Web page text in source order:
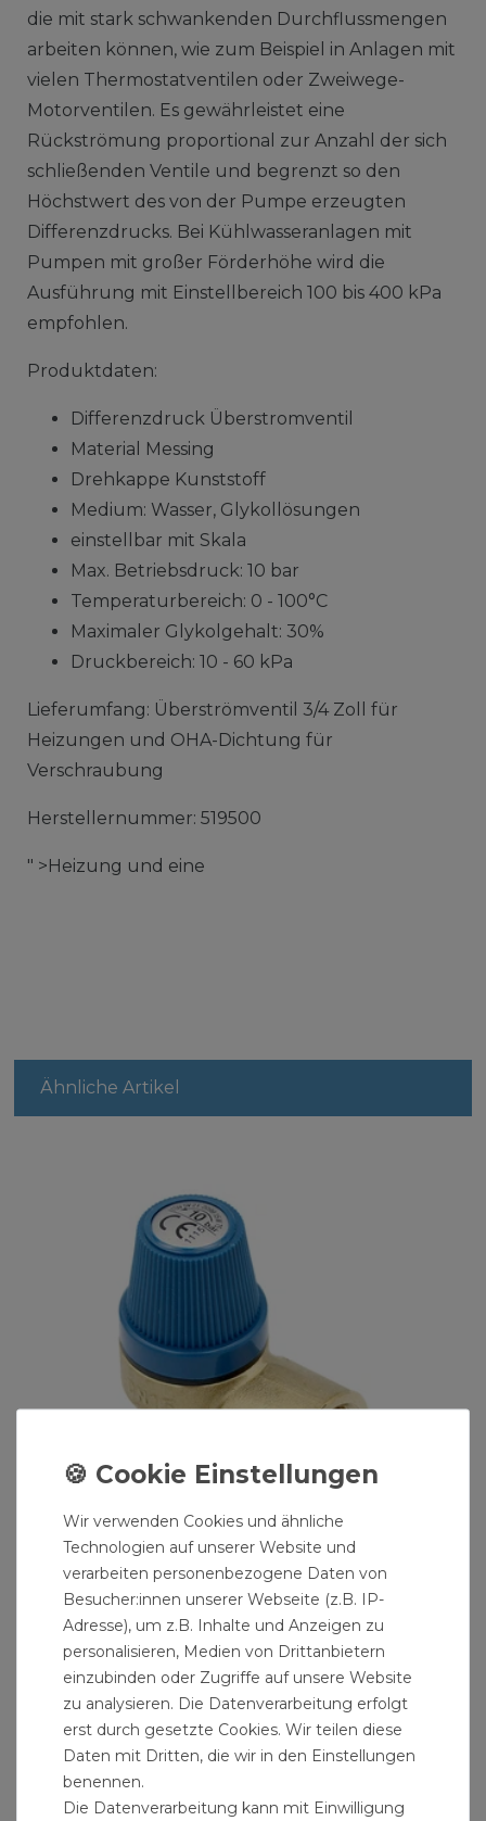
die mit stark schwankenden Durchflussmengen
arbeiten können, wie zum Beispiel in Anlagen mit
vielen Thermostatventilen oder Zweiwege-
Motorventilen. Es gewährleistet eine
Rückströmung proportional zur Anzahl der sich
schließenden Ventile und begrenzt so den
Höchstwert des von der Pumpe erzeugten
Differenzdrucks. Bei Kühlwasseranlagen mit
Pumpen mit großer Förderhöhe wird die
Ausführung mit Einstellbereich 100 bis 400 kPa
empfohlen.
Produktdaten:
Differenzdruck Überstromventil
Material Messing
Drehkappe Kunststoff
Medium: Wasser, Glykollösungen
einstellbar mit Skala
Max. Betriebsdruck: 10 bar
Temperaturbereich: 0 - 100°C
Maximaler Glykolgehalt: 30%
Druckbereich: 10 - 60 kPa
Lieferumfang: Überströmventil 3/4 Zoll für
Heizungen und OHA-Dichtung für
Verschraubung
Herstellernummer: 519500
" >Heizung und eine
Ähnliche Artikel
Sicherheitsventil 1/2 Zoll IG 10 bar für
Trinkwasser "531"
7,99 € *
Wir verwenden Cookies und ähnliche
Technologien auf unserer Website und
verarbeiten personenbezogene Daten von
Besucher:innen unserer Webseite (z.B. IP-
Adresse), um z.B. Inhalte und Anzeigen zu
personalisieren, Medien von Drittanbietern
einzubinden oder Zugriffe auf unsere Website
zu analysieren. Die Datenverarbeitung erfolgt
erst durch gesetzte Cookies. Wir teilen diese
Daten mit Dritten, die wir in den Einstellungen
benennen.
Die Datenverarbeitung kann mit Einwilligung